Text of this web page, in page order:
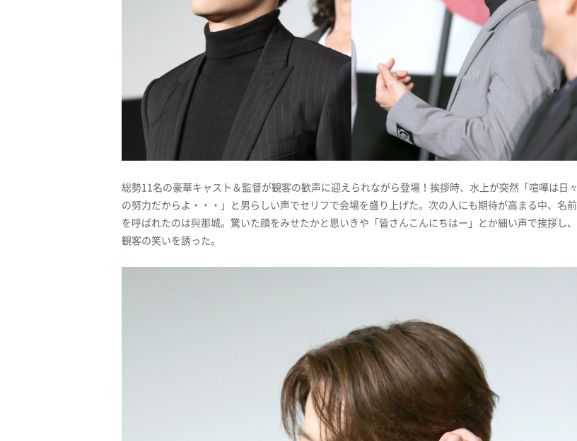
総勢11名の豪華キャスト＆監督が観客の歓声に迎えられながら登場！挨拶時、水上が突然「喧嘩は日々
の努力だからよ・・・」と男らしい声でセリフで会場を盛り上げた。次の人にも期待が高まる中、名前
を呼ばれたのは與那城。驚いた顔をみせたかと思いきや「皆さんこんにちはー」とか細い声で挨拶し、
観客の笑いを誘った。